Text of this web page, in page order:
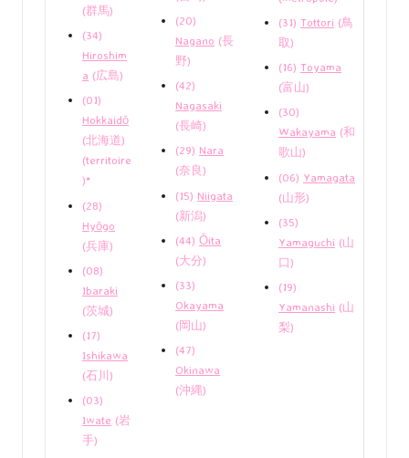
(群馬)
(34)
Hiroshim
a (広島)
(01)
Hokkaidō
(北海道)
(territoire
)*
(28)
Hyōgo
(兵庫)
(08)
Ibaraki
(茨城)
(17)
Ishikawa
(石川)
(03)
Iwate (岩
手)
(20)
Nagano (長
野)
(42)
Nagasaki
(長崎)
(29) Nara
(奈良)
(15) Niigata
(新潟)
(44) Ōita
(大分)
(33)
Okayama
(岡山)
(47)
Okinawa
(沖縄)
(31) Tottori (鳥
取)
(16) Toyama
(富山)
(30)
Wakayama (和
歌山)
(06) Yamagata
(山形)
(35)
Yamaguchi (山
口)
(19)
Yamanashi (山
梨)